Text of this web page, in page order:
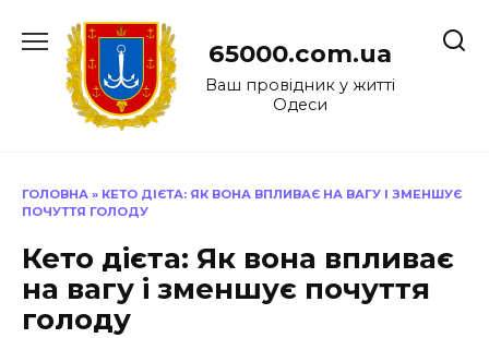
до
65000.com.ua
Ваш провідник у житті
Одеси
ГОЛОВНА » КЕТО ДІЄТА: ЯК ВОНА ВПЛИВАЄ НА ВАГУ І ЗМЕНШУЄ
ПОЧУТТЯ ГОЛОДУ
Кето дієта: Як вона впливає
на вагу і зменшує почуття
голоду